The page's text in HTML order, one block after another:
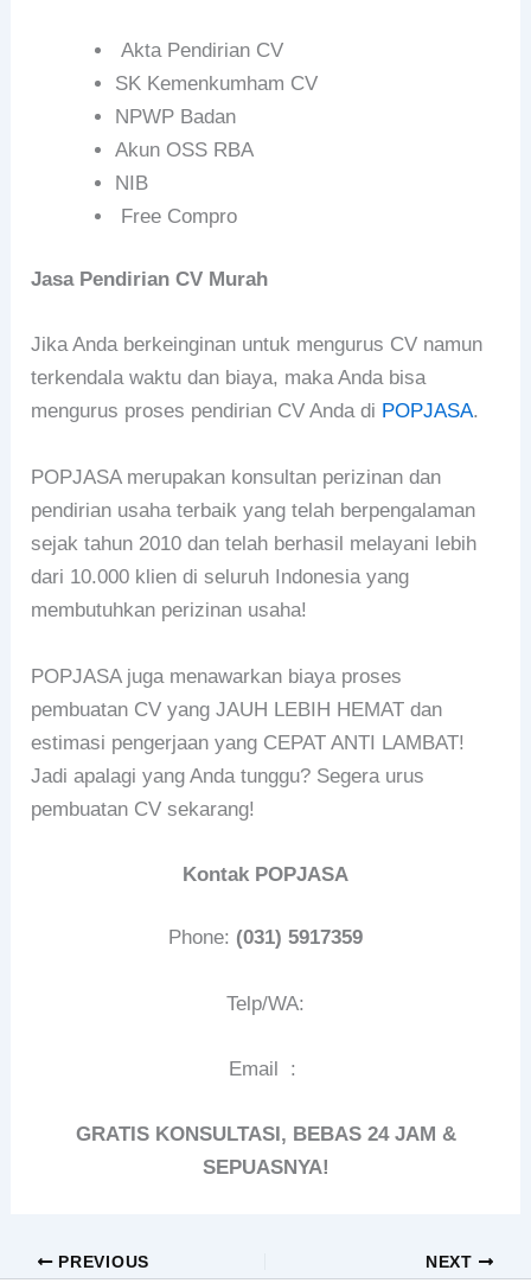
Akta Pendirian CV
SK Kemenkumham CV
NPWP Badan
Akun OSS RBA
NIB
Free Compro
Jasa Pendirian CV Murah
Jika Anda berkeinginan untuk mengurus CV namun
terkendala waktu dan biaya, maka Anda bisa
mengurus proses pendirian CV Anda di POPJASA.
POPJASA merupakan konsultan perizinan dan
pendirian usaha terbaik yang telah berpengalaman
sejak tahun 2010 dan telah berhasil melayani lebih
dari 10.000 klien di seluruh Indonesia yang
membutuhkan perizinan usaha!
POPJASA juga menawarkan biaya proses
pembuatan CV yang JAUH LEBIH HEMAT dan
estimasi pengerjaan yang CEPAT ANTI LAMBAT!
Jadi apalagi yang Anda tunggu? Segera urus
pembuatan CV sekarang!
Kontak POPJASA
Phone: (031) 5917359
Telp/WA:
Email :
GRATIS KONSULTASI, BEBAS 24 JAM &
SEPUASNYA!
PREVIOUS NEXT